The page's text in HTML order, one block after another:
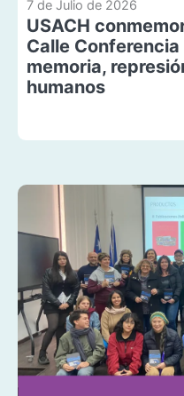
7 de Julio de 2026
USACH
Calle
memoria,
humanos